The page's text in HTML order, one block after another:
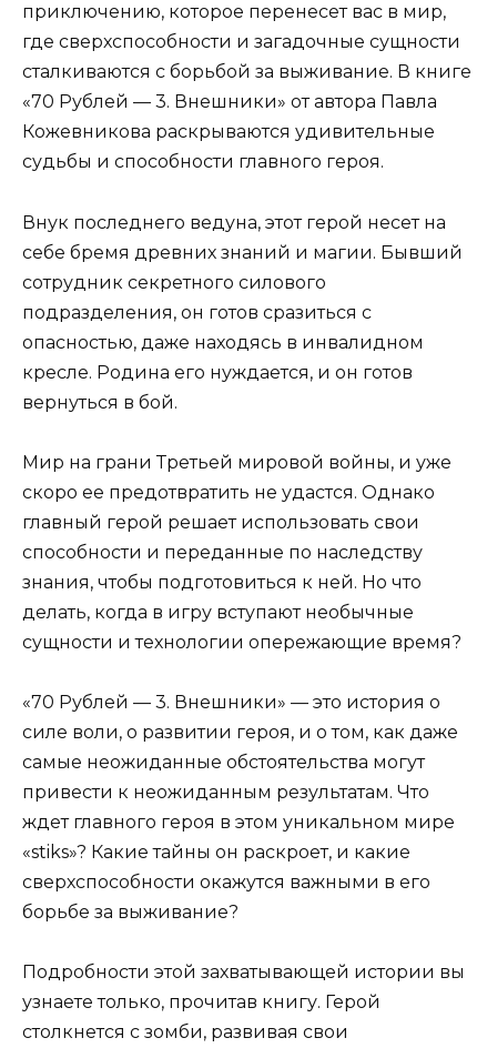
приключению, которое перенесет вас в мир,
где сверхспособности и загадочные сущности
сталкиваются с борьбой за выживание. В книге
«70 Рублей — 3. Внешники» от автора Павла
Кожевникова раскрываются удивительные
судьбы и способности главного героя.
Внук последнего ведуна, этот герой несет на
себе бремя древних знаний и магии. Бывший
сотрудник секретного силового
подразделения, он готов сразиться с
опасностью, даже находясь в инвалидном
кресле. Родина его нуждается, и он готов
вернуться в бой.
Мир на грани Третьей мировой войны, и уже
скоро ее предотвратить не удастся. Однако
главный герой решает использовать свои
способности и переданные по наследству
знания, чтобы подготовиться к ней. Но что
делать, когда в игру вступают необычные
сущности и технологии опережающие время?
«70 Рублей — 3. Внешники» — это история о
силе воли, о развитии героя, и о том, как даже
самые неожиданные обстоятельства могут
привести к неожиданным результатам. Что
ждет главного героя в этом уникальном мире
«stiks»? Какие тайны он раскроет, и какие
сверхспособности окажутся важными в его
борьбе за выживание?
Подробности этой захватывающей истории вы
узнаете только, прочитав книгу. Герой
столкнется с зомби, развивая свои